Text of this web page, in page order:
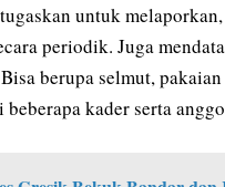
untuk
periodik. Juga
berupa selmut,
kader serta